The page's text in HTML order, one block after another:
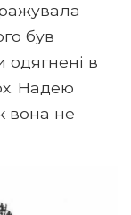
був
одягнені в
Надею
вона не